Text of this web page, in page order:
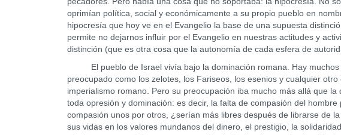
oprimían política, social y económicamente a su propio pueblo en
hipocresía que hoy ve en el Evangelio la base de una supuesta
permite no dejarnos influir por el Evangelio en nuestras actitudes y
distinción (que es otra cosa que la autonomía de cada esfera de
El pueblo de Israel vivía bajo la dominación romana. Hay muchos
preocupado como los zelotes, los Fariseos, los esenios y cualquier
imperialismo romano. Pero su preocupación iba mucho más allá que
toda opresión y dominación: es decir, la falta de compasión del
compasión unos por otros, ¿serían más libres después de librarse de
sus vidas en los valores mundanos del dinero, el prestigio, la